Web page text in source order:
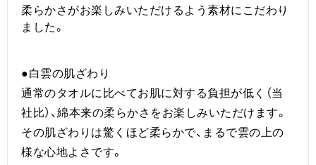
柔らかさがお楽しみいただけるよう素材にこだわり
ました。
●白雲の肌ざわり
通常のタオルに比べてお肌に対する負担が低く（当
社比）、綿本来の柔らかさをお楽しみいただけます。
その肌ざわりは驚くほど柔らかで、まるで雲の上の
様な心地よさです。